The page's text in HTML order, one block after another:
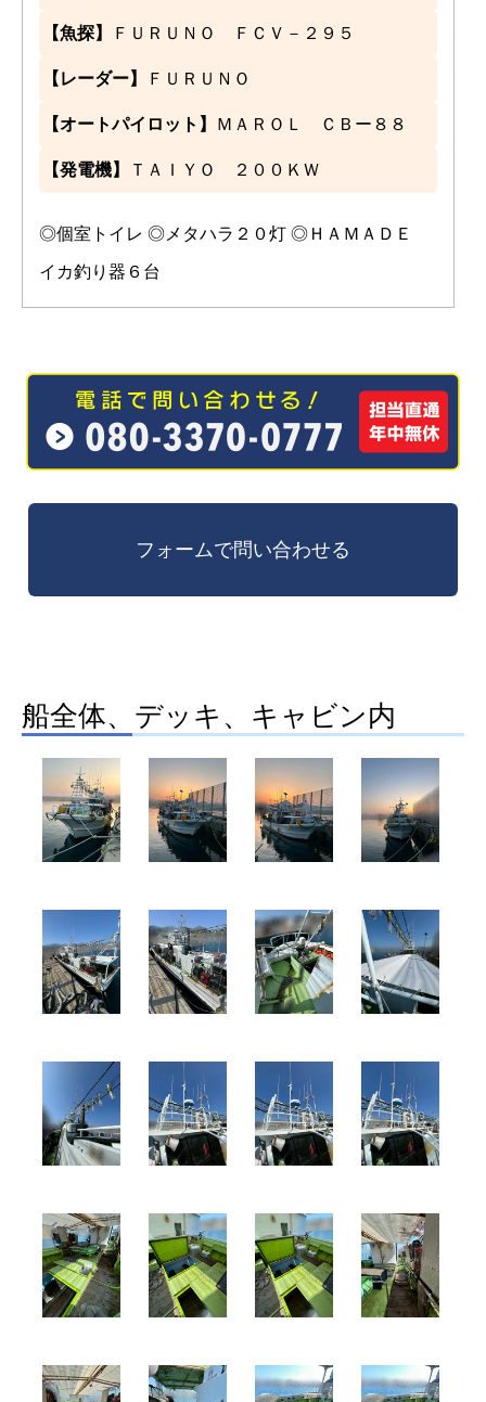
【魚探】 ＦＵＲＵＮＯ ＦＣＶ－２９５
【レーダー】 ＦＵＲＵＮＯ
【オートパイロット】 ＭＡＲＯＬ ＣＢー８８
【発電機】 ＴＡＩＹＯ ２００ＫＷ
◎個室トイレ ◎メタハラ２０灯 ◎ＨＡＭＡＤＥ
イカ釣り器６台
船全体、デッキ、キャビン内